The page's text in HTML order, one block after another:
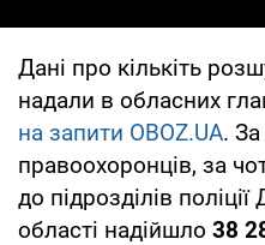
Дані про кількіть
надали в обласних
на запити OBOZ.UA.
правоохоронців, за
до підрозділів
області надійшло 38